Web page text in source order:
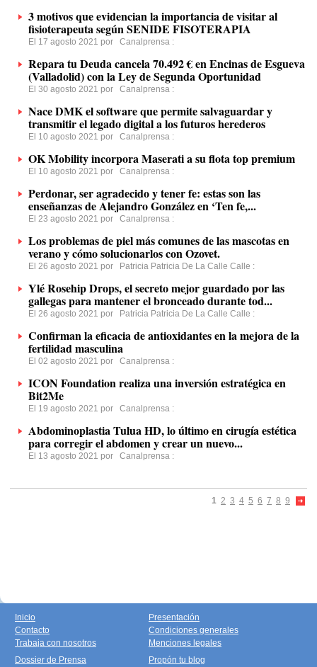
3 motivos que evidencian la importancia de visitar al
fisioterapeuta según SENIDE FISOTERAPIA
El 17 agosto 2021 por Canalprensa :
Repara tu Deuda cancela 70.492 € en Encinas de Esgueva
(Valladolid) con la Ley de Segunda Oportunidad
El 30 agosto 2021 por Canalprensa :
Nace DMK el software que permite salvaguardar y
transmitir el legado digital a los futuros herederos
El 10 agosto 2021 por Canalprensa :
OK Mobility incorpora Maserati a su flota top premium
El 10 agosto 2021 por Canalprensa :
Perdonar, ser agradecido y tener fe: estas son las
enseñanzas de Alejandro González en ‘Ten fe,...
El 23 agosto 2021 por Canalprensa :
Los problemas de piel más comunes de las mascotas en
verano y cómo solucionarlos con Ozovet.
El 26 agosto 2021 por Patricia Patricia De La Calle Calle :
Ylé Rosehip Drops, el secreto mejor guardado por las
gallegas para mantener el bronceado durante tod...
El 26 agosto 2021 por Patricia Patricia De La Calle Calle :
Confirman la eficacia de antioxidantes en la mejora de la
fertilidad masculina
El 02 agosto 2021 por Canalprensa :
ICON Foundation realiza una inversión estratégica en
Bit2Me
El 19 agosto 2021 por Canalprensa :
Abdominoplastia Tulua HD, lo último en cirugía estética
para corregir el abdomen y crear un nuevo...
El 13 agosto 2021 por Canalprensa :
1 2 3 4 5 6 7 8 9
Inicio
Contacto
Trabaja con nosotros
Presentación
Condiciones generales
Menciones legales
Dossier de Prensa
Propón tu blog